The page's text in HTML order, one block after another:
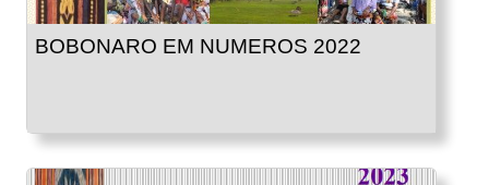
BOBONARO EM NUMEROS 2022